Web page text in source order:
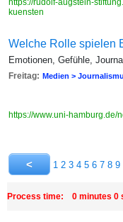
https://rudolf-augstein-
kuensten
Welche Rolle spielen
Emotionen, Gefühle,
Freitag: Medien >
https://www.uni-
1 2 3 4 5 6 7 8 9
Process time: 0 minutes 0